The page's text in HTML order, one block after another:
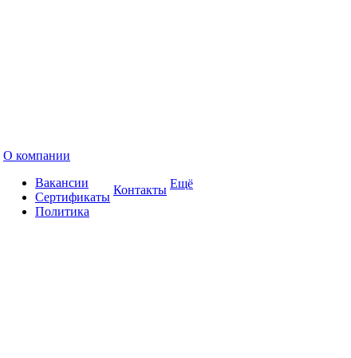
О компании
Вакансии
Сертификаты
Политика
Контакты Ещё